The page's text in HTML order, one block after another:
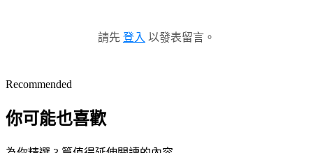
請先 登入 以發表留言。
Recommended
你可能也喜歡